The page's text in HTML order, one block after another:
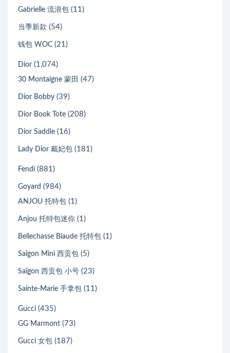
Gabrielle 流浪包 (11)
当季新款 (54)
钱包 WOC (21)
Dior (1,074)
30 Montaigne 蒙田 (47)
Dior Bobby (39)
Dior Book Tote (208)
Dior Saddle (16)
Lady Dior 戴妃包 (181)
Fendi (881)
Goyard (984)
ANJOU 托特包 (1)
Anjou 托特包迷你 (1)
Bellechasse Biaude 托特包 (1)
Saïgon Mini 西贡包 (5)
Saïgon 西贡包 小号 (23)
Sainte-Marie 手拿包 (11)
Gucci (435)
GG Marmont (73)
Gucci 女包 (187)